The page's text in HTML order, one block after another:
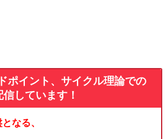
ポイント、サイクル理論での
しています！
なる、